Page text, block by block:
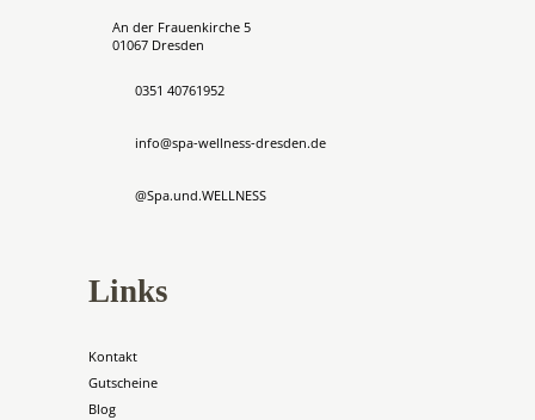
An der Frauenkirche 5
01067 Dresden
0351 40761952
info@spa-wellness-dresden.de
@Spa.und.WELLNESS
Links
Kontakt
Gutscheine
Blog